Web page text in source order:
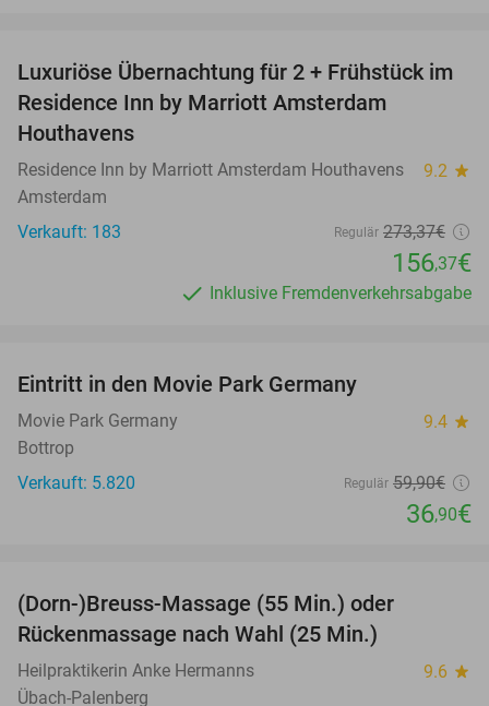
43%
Luxuriöse Übernachtung für 2 + Frühstück im
Residence Inn by Marriott Amsterdam
Houthavens
Residence Inn by Marriott Amsterdam Houthavens 9.2 star
Amsterdam
Verkauft: 183
Regulär 273,37€
156,37€
Inklusive Fremdenverkehrsabgabe
Eintritt in den Movie Park Germany
Movie Park Germany 9.4 star
Bottrop
Verkauft: 5.820
Regulär 59,90€
36,90€
(Dorn-)Breuss-Massage (55 Min.) oder
Rückenmassage nach Wahl (25 Min.)
Heilpraktikerin Anke Hermanns 9.6 star
Übach-Palenberg